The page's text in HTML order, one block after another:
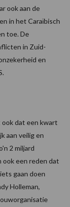
ook aan de
in het Caraïbisch
toe. De
in Zuid-
en
dat een kwart
aan veilig en
2 miljard
ook een reden dat
gaan doen
Holleman,